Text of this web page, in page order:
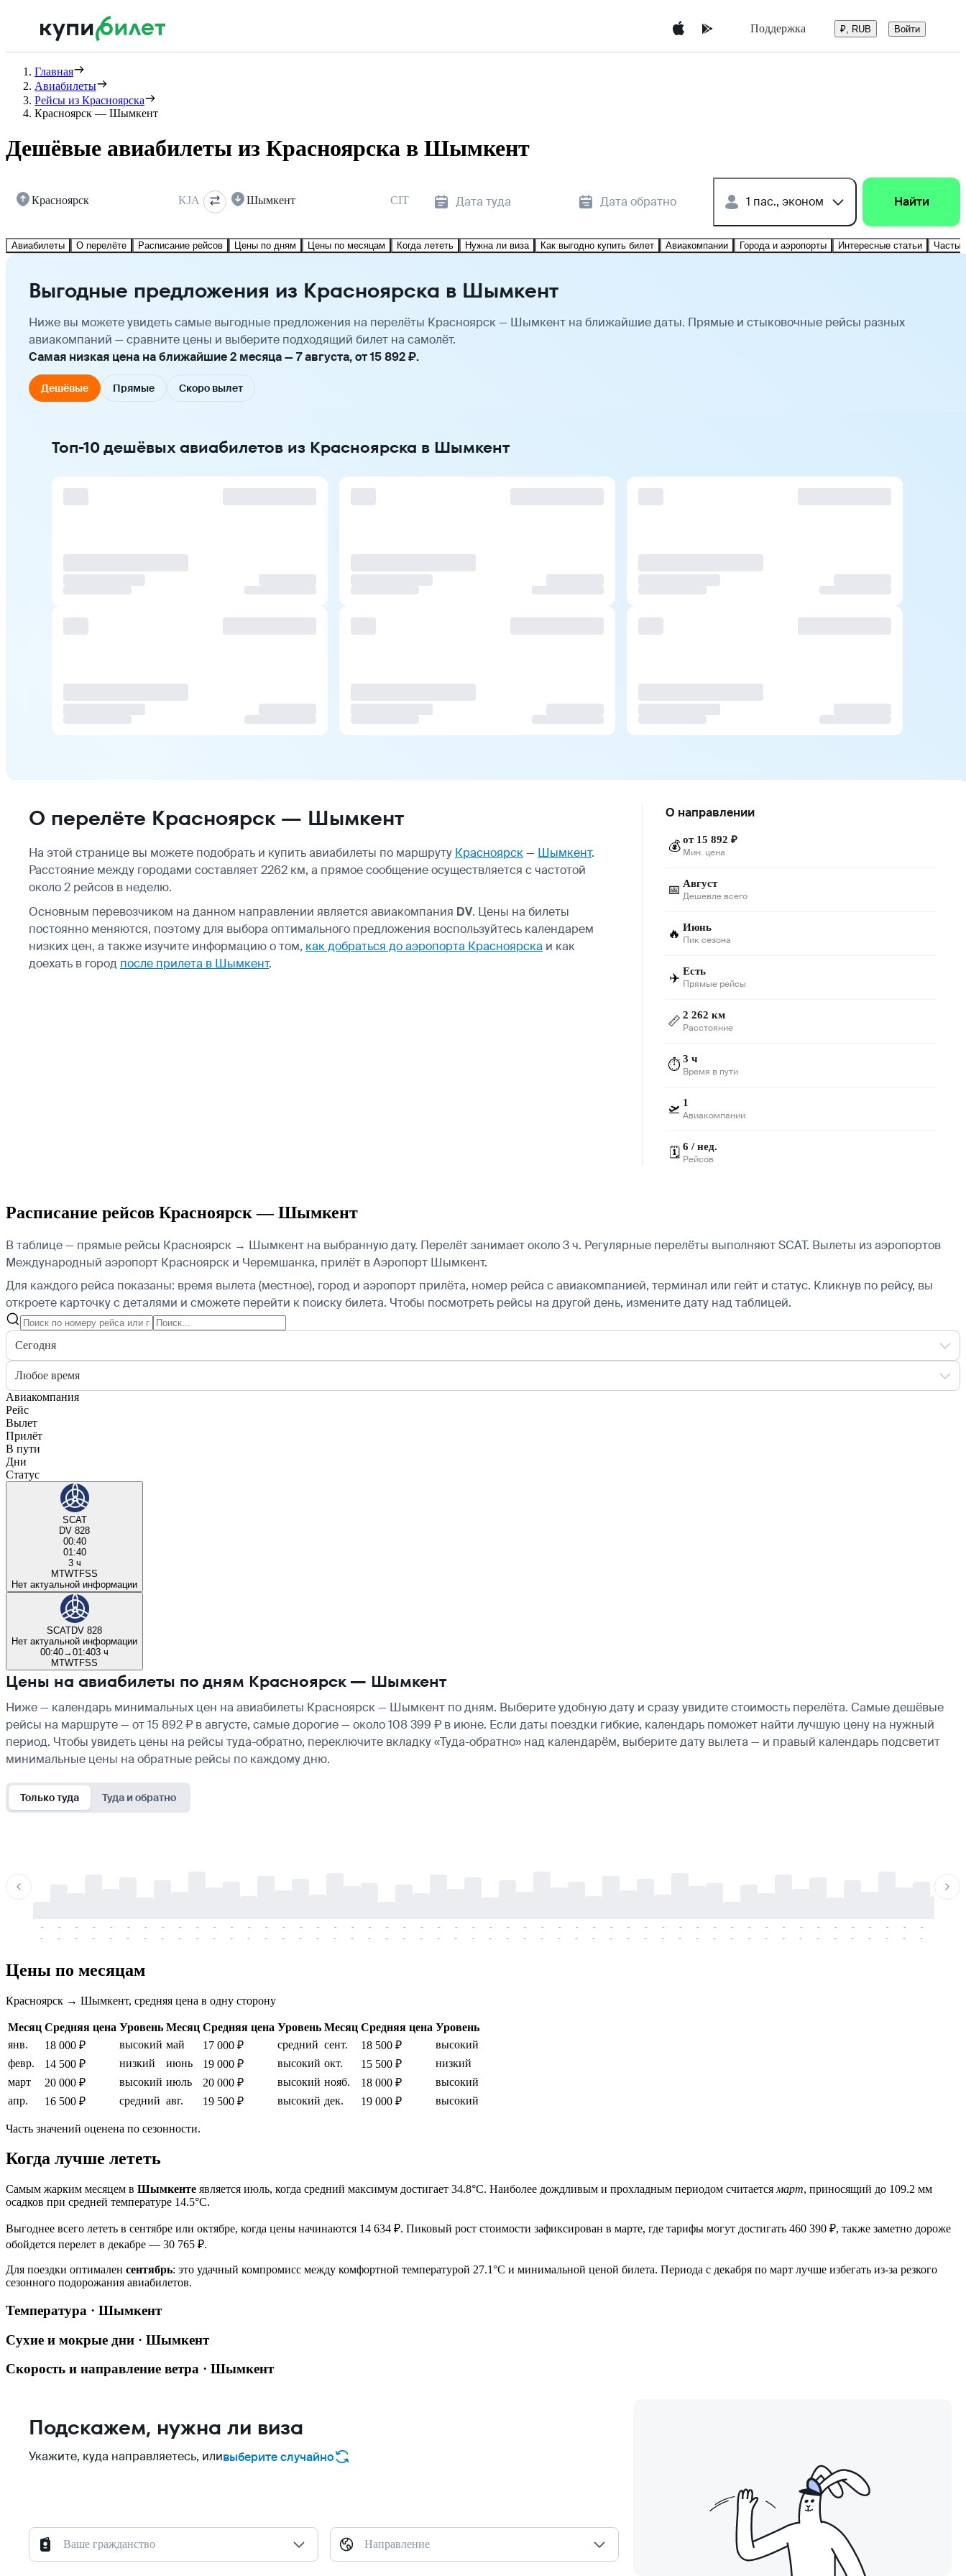
Поддержка ₽, RUB Войти
Главная
Авиабилеты
Рейсы из Красноярска
Красноярск — Шымкент
Дешёвые авиабилеты из Красноярска в Шымкент
Красноярск KJA Шымкент CIT Дата туда Дата обратно 1 пас., эконом Найти
Авиабилеты О перелёте Расписание рейсов Цены по дням Цены по месяцам Когда лететь Нужна ли виза Как выгодно купить билет Авиакомпании Города и аэропорты Интересные статьи
Выгодные предложения из Красноярска в Шымкент
Ниже вы можете увидеть самые выгодные предложения на перелёты Красноярск — Шымкент на ближайшие даты. Прямые и стыковочные рейсы разных
авиакомпаний — сравните цены и выберите подходящий билет на самолёт.
Самая низкая цена на ближайшие 2 месяца — 7 августа, от 15 892 ₽.
Дешёвые Прямые Скоро вылет
Топ-10 дешёвых авиабилетов из Красноярска в Шымкент
О перелёте Красноярск — Шымкент
На этой странице вы можете подобрать и купить авиабилеты по маршруту Красноярск— Шымкент.
Расстояние между городами составляет 2262 км, а прямое сообщение осуществляется с частотой
около 2 рейсов в неделю.
Основным перевозчиком на данном направлении является авиакомпания DV. Цены на билеты
постоянно меняются, поэтому для выбора оптимального предложения воспользуйтесь календарем
низких цен, а также изучите информацию о том, как добраться до аэропорта Красноярска и как
доехать в город после прилета в Шымкент.
О направлении
💰 от 15 892 ₽
Мин. цена
📅 Август
Дешевле всего
🔥 Июнь
Пик сезона
✈️ Есть
Прямые рейсы
📏 2 262 км
Расстояние
⏱️ 3 ч
Время в пути
🛫 1
Авиакомпании
🗓️ 6 / нед.
Рейсов
Расписание рейсов Красноярск — Шымкент
В таблице — прямые рейсы Красноярск → Шымкент на выбранную дату. Перелёт занимает около 3 ч. Регулярные перелёты выполняют SCAT. Вылеты из аэропортов
Международный аэропорт Красноярск и Черемшанка, прилёт в Аэропорт Шымкент.
Для каждого рейса показаны: время вылета (местное), город и аэропорт прилёта, номер рейса с авиакомпанией, терминал или гейт и статус. Кликнув по рейсу, вы
откроете карточку с деталями и сможете перейти к поиску билета. Чтобы посмотреть рейсы на другой день, измените дату над таблицей.
Сегодня
Любое время
Авиакомпания
Рейс
Вылет
Прилёт
В пути
Дни
Статус
SCAT
DV 828
00:40
01:40
3 ч
MTWTFSS
Нет актуальной информации
SCATDV 828
Нет актуальной информации
00:40→01:403 ч
MTWTFSS
Цены на авиабилеты по дням Красноярск — Шымкент
Ниже — календарь минимальных цен на авиабилеты Красноярск — Шымкент по дням. Выберите удобную дату и сразу увидите стоимость перелёта. Самые дешёвые
рейсы на маршруте — от 15 892 ₽ в августе, самые дорогие — около 108 399 ₽ в июне. Если даты поездки гибкие, календарь поможет найти лучшую цену на нужный
период. Чтобы увидеть цены на рейсы туда-обратно, переключите вкладку «Туда-обратно» над календарём, выберите дату вылета — и правый календарь подсветит
минимальные цены на обратные рейсы по каждому дню.
Только туда Туда и обратно
-
-
-
-
-
-
-
-
-
-
-
-
-
-
-
-
-
-
-
-
-
-
-
-
-
-
-
-
-
-
-
-
-
-
-
-
-
-
-
-
-
-
-
-
-
-
-
-
-
-
-
-
-
-
-
-
-
-
-
-
-
-
-
-
-
-
-
-
-
-
-
-
-
-
-
-
-
-
-
-
-
-
-
-
-
-
-
-
-
-
-
-
-
-
-
-
-
-
-
-
-
-
-
-
Цены по месяцам
Красноярск → Шымкент, средняя цена в одну сторону
Месяц Средняя цена Уровень Месяц Средняя цена Уровень Месяц Средняя цена Уровень
янв.
18 000 ₽ высокий май 17 000 ₽ средний сент. 18 500 ₽
высокий
февр.
14 500 ₽ низкий июнь 19 000 ₽ высокий окт. 15 500 ₽
низкий
март
20 000 ₽ высокий июль 20 000 ₽ высокий нояб. 18 000 ₽
высокий
апр.
16 500 ₽ средний авг. 19 500 ₽ высокий дек. 19 000 ₽ высокий
Часть значений оценена по сезонности.
Когда лучше лететь
Самым жарким месяцем в Шымкенте является июль, когда средний максимум достигает 34.8°C. Наиболее дождливым и прохладным периодом считается март, приносящий до 109.2 мм
осадков при средней температуре 14.5°C.
Выгоднее всего лететь в сентябре или октябре, когда цены начинаются 14 634 ₽. Пиковый рост стоимости зафиксирован в марте, где тарифы могут достигать 460 390 ₽, также заметно дороже
обойдется перелет в декабре — 30 765 ₽.
Для поездки оптимален сентябрь: это удачный компромисс между комфортной температурой 27.1°C и минимальной ценой билета. Периода с декабря по март лучше избегать из-за резкого
сезонного подорожания авиабилетов.
Температура · Шымкент
Сухие и мокрые дни · Шымкент
Скорость и направление ветра · Шымкент
Подскажем, нужна ли виза
Укажите, куда направляетесь, иливыберите случайно
Ваше гражданство Направление